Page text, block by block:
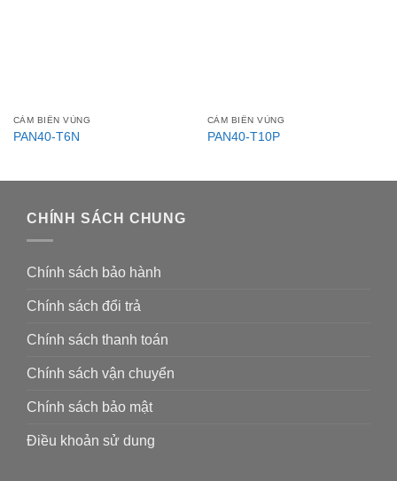
CẢM BIẾN VÙNG
PAN40-T6N
CẢM BIẾN VÙNG
PAN40-T10P
CHÍNH SÁCH CHUNG
Chính sách bảo hành
Chính sách đổi trả
Chính sách thanh toán
Chính sách vận chuyển
Chính sách bảo mật
Điều khoản sử dung